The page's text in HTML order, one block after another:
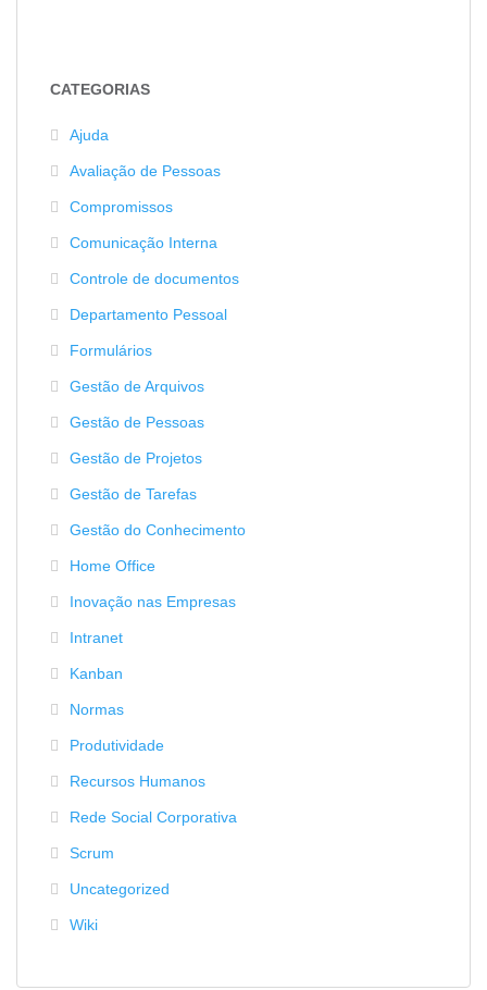
CATEGORIAS
Ajuda
Avaliação de Pessoas
Compromissos
Comunicação Interna
Controle de documentos
Departamento Pessoal
Formulários
Gestão de Arquivos
Gestão de Pessoas
Gestão de Projetos
Gestão de Tarefas
Gestão do Conhecimento
Home Office
Inovação nas Empresas
Intranet
Kanban
Normas
Produtividade
Recursos Humanos
Rede Social Corporativa
Scrum
Uncategorized
Wiki